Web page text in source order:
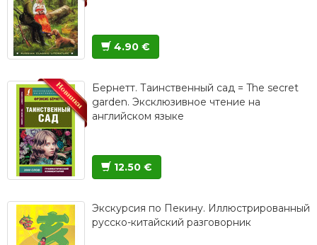
4.90 €
Бернетт. Таинственный сад = The secret
garden. Эксклюзивное чтение на
английском языке
12.50 €
Экскурсия по Пекину. Иллюстрированный
русско-китайский разговорник